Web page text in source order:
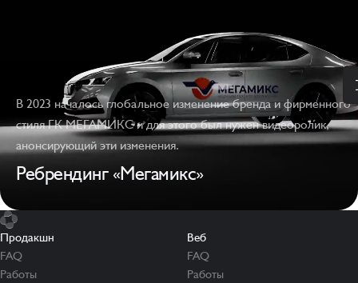
В 2023 началось глобальное изменение бренда и фирменного
стиля ГК МЕГАМИКС и для этого был нужен видеоролик,
анонсирующий эти изменения.
Ребрендинг «Мегамикс»
Продакшн
FAQ
Работы
Веб
FAQ
Работы